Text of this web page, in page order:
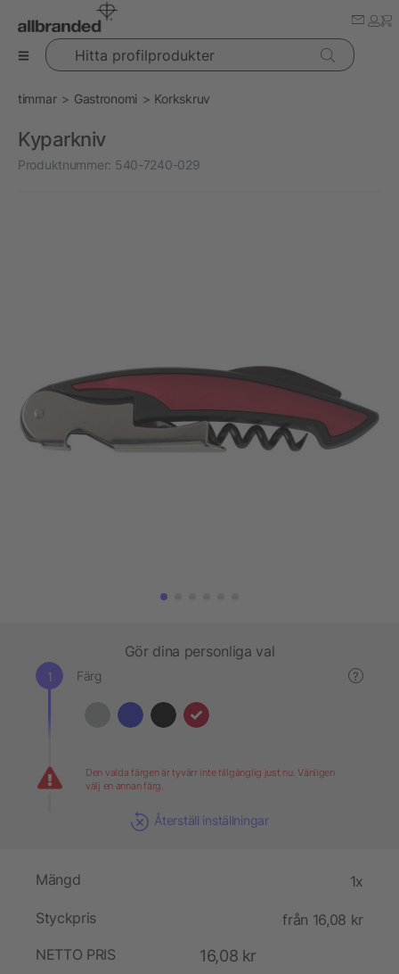
Hitta profilprodukter
timmar Gastronomi Korkskruv
Kyparkniv
Produktnummer: 540-7240-029
Gör dina personliga val
Färg ?
Den valda färgen är tyvärr inte tillgänglig just nu. Vänligen
välj en annan färg.
Återställ inställningar
Mängd 1x
Styckpris
från 16,08 kr
NETTO PRIS
16,08 kr